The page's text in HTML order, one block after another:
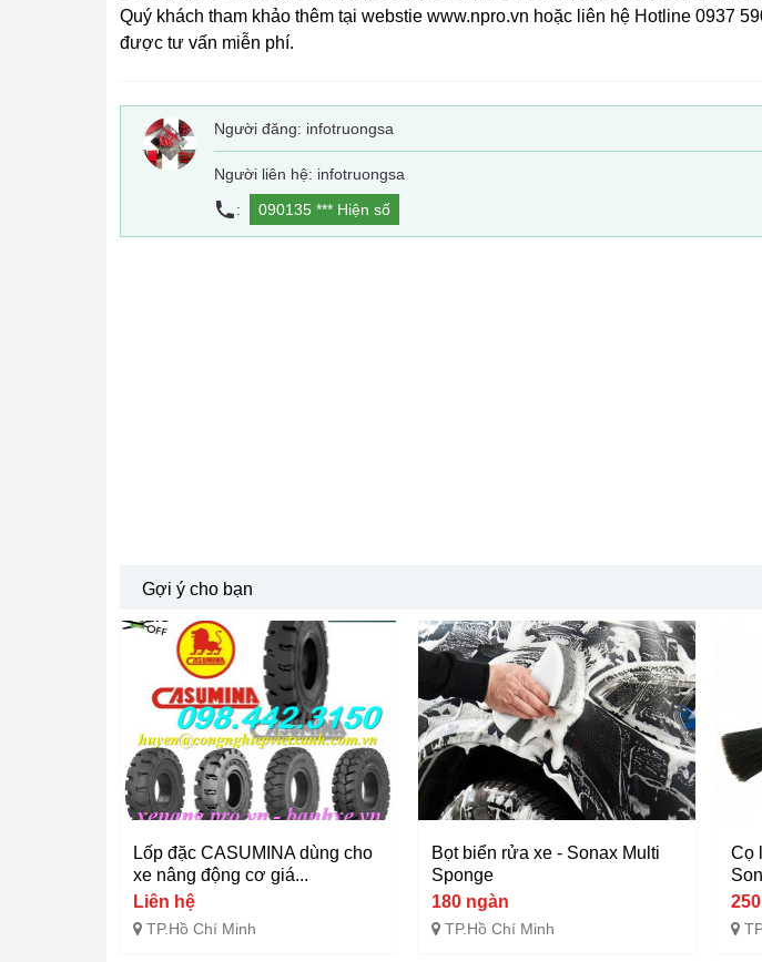
Quý khách tham khảo thêm tại webstie www.npro.vn hoặc liên hệ Hotline 0937
được tư vấn miễn phí.
Người đăng: infotruongsa
Người liên hệ: infotruongsa
:
090135 *** Hiện số
Gợi ý cho bạn
Lốp đặc CASUMINA dùng cho
xe nâng động cơ giá...
Liên hệ
TP.Hồ Chí Minh
Bọt biển rửa xe - Sonax Multi
Sponge
180 ngàn
TP.Hồ Chí Minh
Cọ